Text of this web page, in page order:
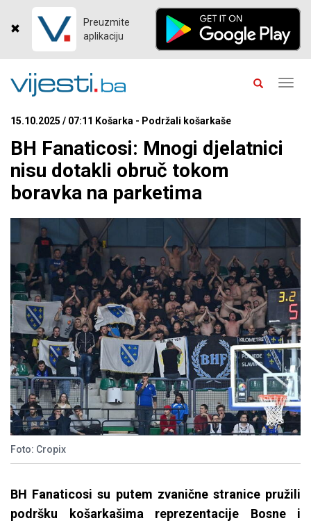
Preuzmite
aplikaciju
15.10.2025 / 07:11 Košarka - Podržali košarkaše
BH Fanaticosi: Mnogi djelatnici
nisu dotakli obruč tokom
boravka na parketima
Foto: Cropix
BH Fanaticosi su putem zvanične stranice pružili
podršku košarkašima reprezentacije Bosne i